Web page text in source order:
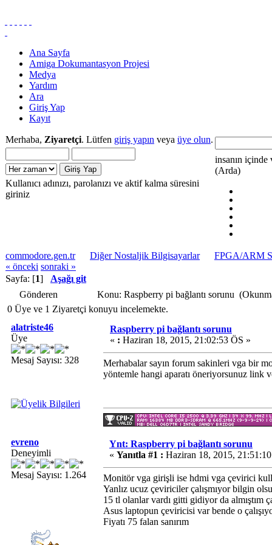
Ana Sayfa
Amiga Dokumantasyon Projesi
Medya
Yardım
Ara
Giriş Yap
Kayıt
Merhaba, Ziyaretçi. Lütfen giriş yapın veya üye olun.
Kullanıcı adınızı, parolanızı ve aktif kalma süresini
giriniz
insanın içinde
(Arda)
commodore.gen.tr Diğer Nostaljik Bilgisayarlar
FPGA/ARM
« önceki sonraki »
Sayfa: [1] Aşağı git
Gönderen
Konu: Raspberry pi bağlantı sorunu
0 Üye ve 1 Ziyaretçi konuyu incelemekte.
alatriste46
Üye
Mesaj Sayısı: 328
Raspberry pi bağlantı sorunu
« : Haziran 18, 2015, 21:02:53 ÖS »
Merhabalar sayın forum sakinleri vga bir
yöntemle hangi aparatı öneriyorsunuz link
evreno
Deneyimli
Mesaj Sayısı: 1.264
Ynt: Raspberry pi bağlantı sorunu
« Yanıtla #1 : Haziran 18, 2015,
Monitör vga girişli ise hdmi vga çevirici
Yanlız ucuz çeviriciler çalışmıyor bilgin
15 tl olanlar vardı gitti gidiyor da almıştım
Asus laptopun çeviricisi var bende o
Fiyatı 75 falan sanırım